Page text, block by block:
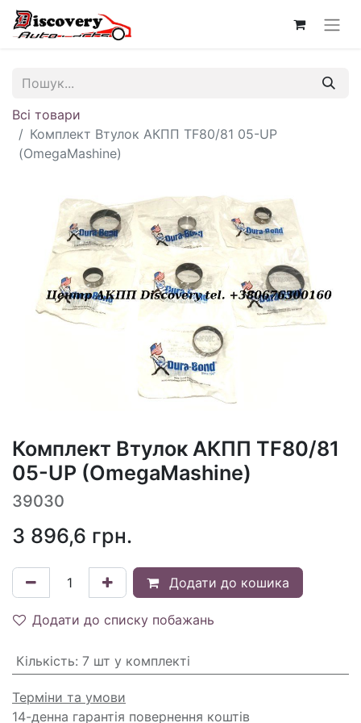
Всі товари
Комплект Втулок АКПП TF80/81 05-UP
(OmegaMashine)
Комплект Втулок АКПП TF80/81
05-UP (OmegaMashine)
39030
3 896,6 грн.
Додати до кошика
Додати до списку побажань
Кількість: 7 шт у комплекті
Терміни та умови
14-денна гарантія повернення коштів